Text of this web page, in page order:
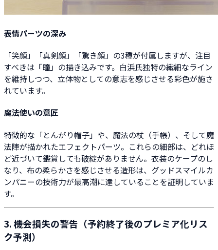
表情パーツの深み
「笑顔」「真剣顔」「驚き顔」の3種が付属しますが、注目
すべきは「瞳」の描き込みです。白浜氏独特の繊細なライン
を維持しつつ、立体物としての意志を感じさせる彩色が施さ
れています。
魔法使いの意匠
特徴的な「とんがり帽子」や、魔法の杖（手帳）、そして魔
法陣が描かれたエフェクトパーツ。これらの細部は、どれほ
ど近づいて鑑賞しても破綻がありません。衣装のケープのし
なり、布の柔らかさを感じさせる造形は、グッドスマイルカ
ンパニーの技術力が最高潮に達していることを証明していま
す。
3. 機会損失の警告（予約終了後のプレミア化リス
ク予測）